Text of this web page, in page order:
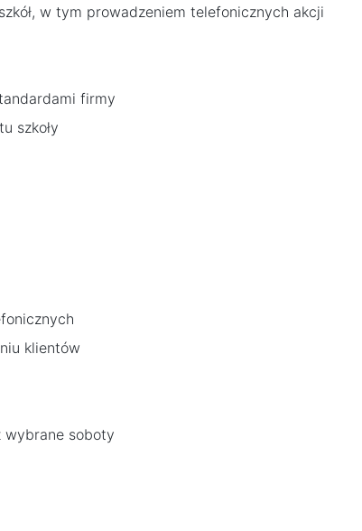
w tym prowadzeniem telefonicznych akcji
firmy
szkoły
klientów
wybrane soboty